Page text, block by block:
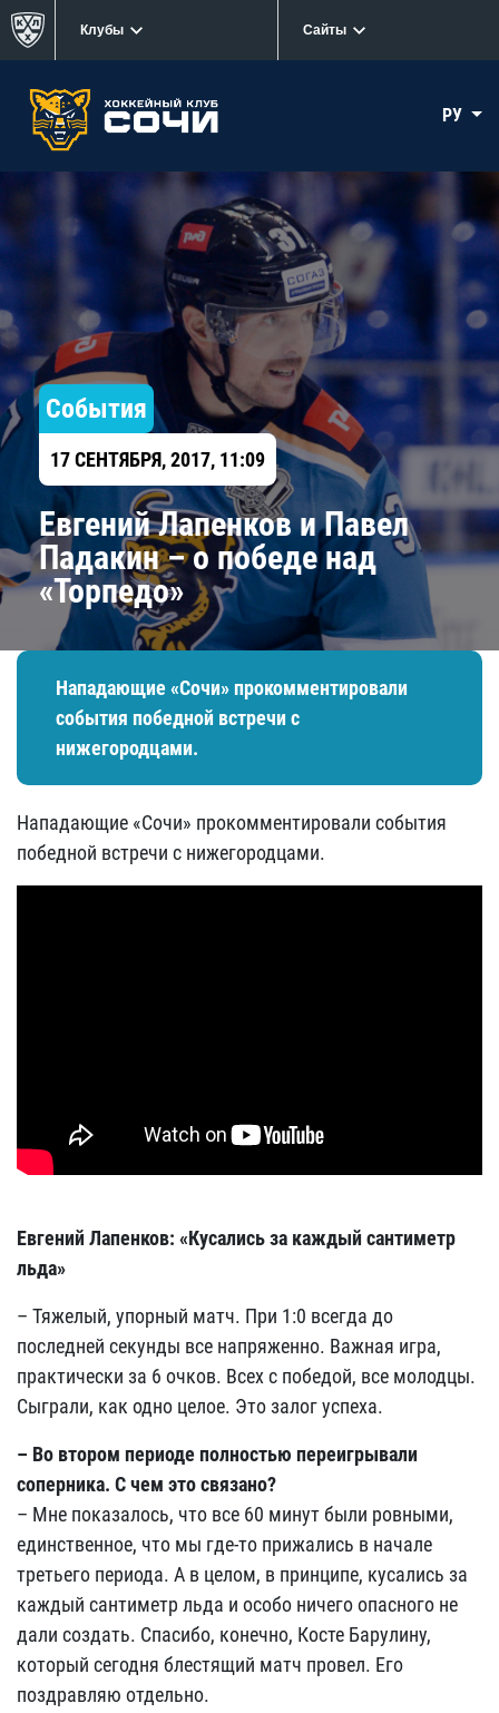
Клубы Сайты
РУ
События
17 СЕНТЯБРЯ, 2017, 11:09
Евгений Лапенков и Павел
Падакин – о победе над
«Торпедо»
Нападающие «Сочи» прокомментировали
события победной встречи с
нижегородцами.
Нападающие «Сочи» прокомментировали события
победной встречи с нижегородцами.
Евгений Лапенков: «Кусались за каждый сантиметр
льда»
– Тяжелый, упорный матч. При 1:0 всегда до
последней секунды все напряженно. Важная игра,
практически за 6 очков. Всех с победой, все молодцы.
Сыграли, как одно целое. Это залог успеха.
– Во втором периоде полностью переигрывали
соперника. С чем это связано?
– Мне показалось, что все 60 минут были ровными,
единственное, что мы где-то прижались в начале
третьего периода. А в целом, в принципе, кусались за
каждый сантиметр льда и особо ничего опасного не
дали создать. Спасибо, конечно, Косте Барулину,
который сегодня блестящий матч провел. Его
поздравляю отдельно.